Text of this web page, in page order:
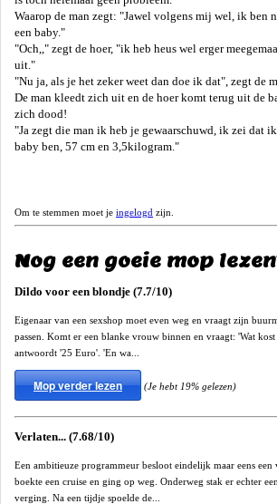
Waarop de man zegt: "Jawel volgens mij wel, ik ben
een baby."
"Och,," zegt de hoer, "ik heb heus wel erger
uit."
"Nu ja, als je het zeker weet dan doe ik dat", zegt de
De man kleedt zich uit en de hoer komt terug uit de
zich dood!
"Ja zegt die man ik heb je gewaarschuwd, ik zei dat
baby ben, 57 cm en 3,5kilogram."
Om te stemmen moet je ingelogd zijn.
Nog een goeie mop
Dildo voor een blondje (7.7/10)
Eigenaar van een sexshop moet even weg en vraagt zijn
passen. Komt er een blanke vrouw binnen en vraagt: 'Wat
antwoordt '25 Euro'. 'En wa...
Mop verder lezen (Je hebt 19% gelezen)
Verlaten... (7.68/10)
Een ambitieuze programmeur besloot eindelijk maar eens een
boekte een cruise en ging op weg. Onderweg stak er echter
verging. Na een tijdje spoelde de...